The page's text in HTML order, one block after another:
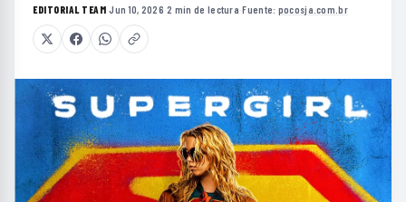
EDITORIAL TEAM·Jun 10, 2026·2 min de lectura·Fuente: pocosja.com.br